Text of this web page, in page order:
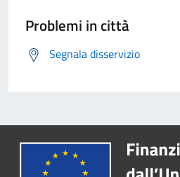
Problemi in città
Segnala disservizio